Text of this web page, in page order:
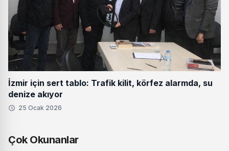
İzmir için sert tablo: Trafik kilit, körfez alarmda, su
denize akıyor
25 Ocak 2026
Çok Okunanlar